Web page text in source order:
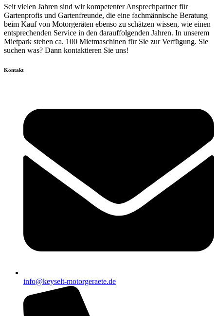
Seit vielen Jahren sind wir kompetenter Ansprechpartner für
Gartenprofis und Gartenfreunde, die eine fachmännische Beratung
beim Kauf von Motorgeräten ebenso zu schätzen wissen, wie einen
entsprechenden Service in den darauffolgenden Jahren. In unserem
Mietpark stehen ca. 100 Mietmaschinen für Sie zur Verfügung. Sie
suchen was? Dann kontaktieren Sie uns!
Kontakt
info@keyselt-motorgeraete.de